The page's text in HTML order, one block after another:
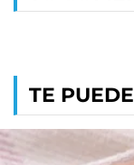
TE